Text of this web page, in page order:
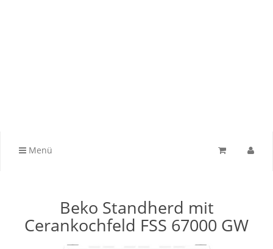
Menü
Beko Standherd mit
Cerankochfeld FSS 67000 GW